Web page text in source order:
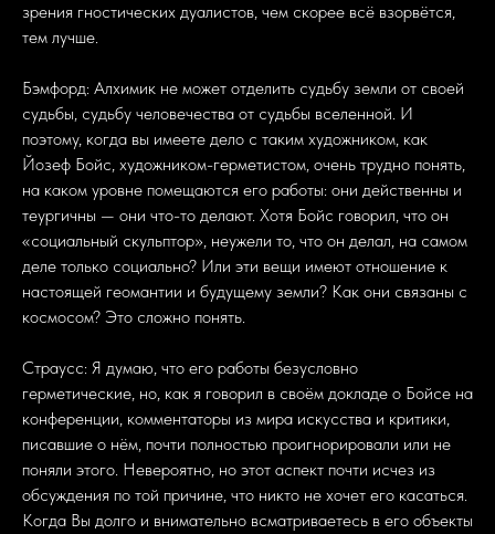
зрения гностических дуалистов, чем скорее всё взорвётся,
тем лучше.
Бэмфорд: Алхимик не может отделить судьбу земли от своей
судьбы, судьбу человечества от судьбы вселенной. И
поэтому, когда вы имеете дело с таким художником, как
Йозеф Бойс, художником-герметистом, очень трудно понять,
на каком уровне помещаются его работы: они действенны и
теургичны — они что-то делают. Хотя Бойс говорил, что он
«социальный скульптор», неужели то, что он делал, на самом
деле только социально? Или эти вещи имеют отношение к
настоящей геомантии и будущему земли? Как они связаны с
космосом? Это сложно понять.
Страусс: Я думаю, что его работы безусловно
герметические, но, как я говорил в своём докладе о Бойсе на
конференции, комментаторы из мира искусства и критики,
писавшие о нём, почти полностью проигнорировали или не
поняли этого. Невероятно, но этот аспект почти исчез из
обсуждения по той причине, что никто не хочет его касаться.
Когда Вы долго и внимательно всматриваетесь в его объекты